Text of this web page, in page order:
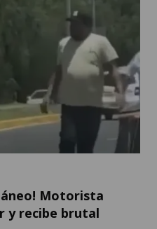
Motorista
y recibe brutal